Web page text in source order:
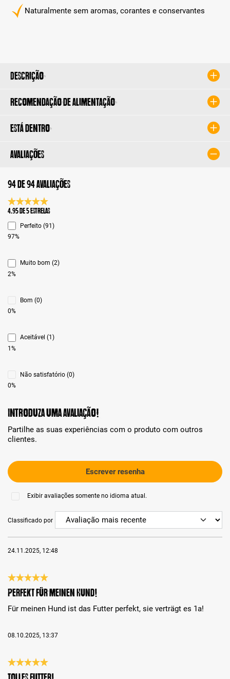
Naturalmente sem aromas, corantes e conservantes
Descrição
Recomendação de alimentação
Está dentro
Avaliações
94 de 94 avaliações
Classificação média de 4.9 de 5 estrelas
4.95 de 5 Estrelas
Perfeito (91)
97%
Muito bom (2)
2%
Bom (0)
0%
Aceitável (1)
1%
Não satisfatório (0)
0%
Introduza uma avaliação!
Partilhe as suas experiências com o produto com outros
clientes.
Escrever resenha
Exibir avaliações somente no idioma atual.
Classificado por
24.11.2025, 12:48
Análise com classificação de 5 de 5 estrelas
Perfekt für meinen Hund!
Für meinen Hund ist das Futter perfekt, sie verträgt es 1a!
08.10.2025, 13:37
Análise com classificação de 5 de 5 estrelas